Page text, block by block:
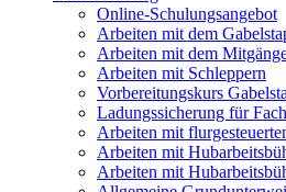
Online-Schulungsangebot
Arbeiten mit dem
Arbeiten mit dem
Arbeiten mit Schleppern
Vorbereitungskurs
Ladungssicherung für
Arbeiten mit
Arbeiten mit
Arbeiten mit